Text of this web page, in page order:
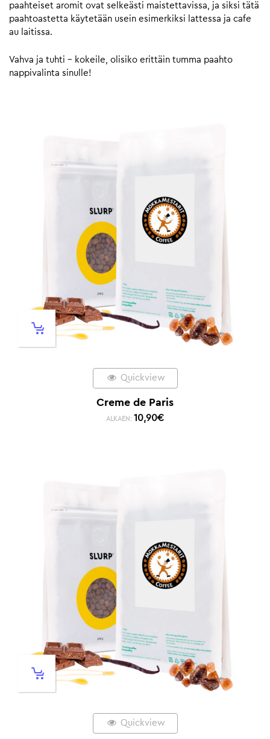
paahteiset aromit ovat selkeästi maistettavissa, ja siksi tätä
paahtoastetta käytetään usein esimerkiksi lattessa ja cafe
au laitissa.
Vahva ja tuhti – kokeile, olisiko erittäin tumma paahto
nappivalinta sinulle!
Quickview
Creme de Paris
ALKAEN: 10,90€
Quickview